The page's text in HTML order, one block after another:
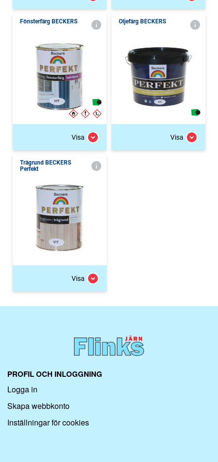
Fönsterfärg BECKERS
Visa
Oljefärg BECKERS
Visa
Trägrund BECKERS
Perfekt
Visa
PROFIL OCH INLOGGNING
Logga in
Skapa webbkonto
Inställningar för cookies